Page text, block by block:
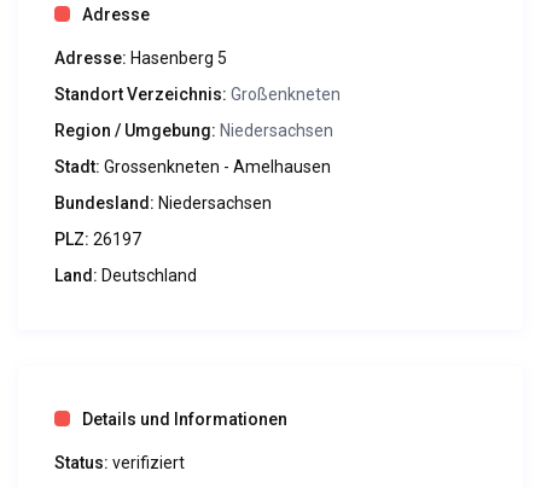
geöffnet!
Für die Saison 2020 ist der Campingplatz für Touristen
Campingplatz Hunte-Camp
Hasenberg 5
26197 Grossenkneten – Amelhausen
Telefon: +49 (0) 4433-9687082
Adresse
Adresse: Hasenberg 5
Standort Verzeichnis: Großenkneten
Region / Umgebung: Niedersachsen
Stadt: Grossenkneten - Amelhausen
Bundesland: Niedersachsen
PLZ: 26197
Land: Deutschland
Details und Informationen
Status: verifiziert